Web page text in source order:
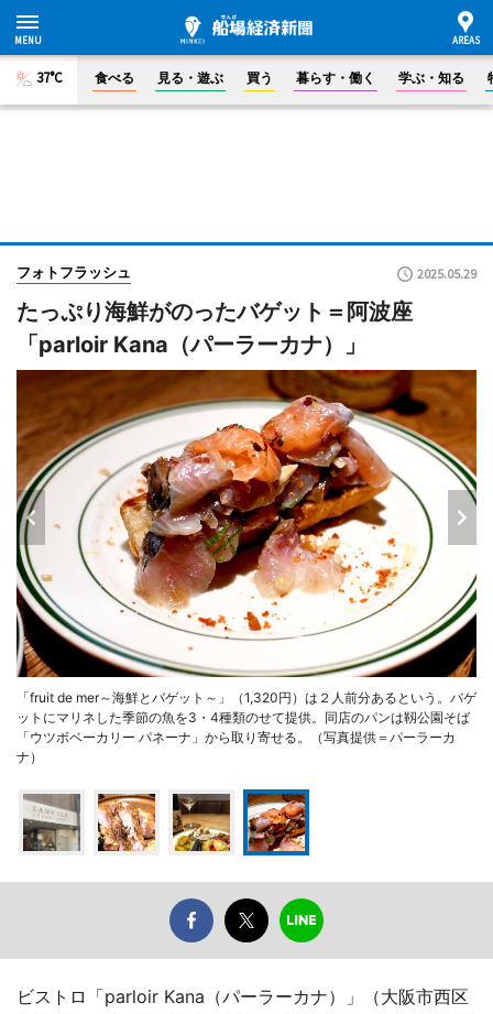
37°C 食べる 見る・遊ぶ 買う 暮らす・働く 学ぶ・知る
フォトフラッシュ 2025.05.29
たっぷり海鮮がのったバゲット＝阿波座
「parloir Kana（パーラーカナ）」
「fruit de mer～海鮮とバゲット～」（1,320円）は２人前分あるという。バゲ
ットにマリネした季節の魚を3・4種類のせて提供。同店のパンは靱公園そば
「ウツボベーカリー パネーナ」から取り寄せる。（写真提供＝パーラーカ
ナ）
ビストロ「parloir Kana（パーラーカナ）」（大阪市西区